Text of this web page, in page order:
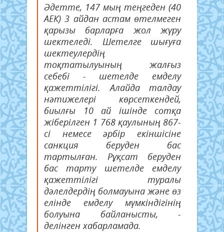
Әдетте, 147 мың теңгеден (40
АЕК) 3 айдан астам өтелмеген
қарызы барларға жол жүру
шектеледі. Шетелге шығуға
шектеулердің
тоқтатылуының жалғыз
себебі - шетелде емделу
қажеттілігі. Алайда талдау
нәтижелері көрсеткендей,
биылғы 10 ай ішінде сотқа
жіберілген 1 768 қаулының 867-
сі немесе әрбір екіншісіне
санкция беруден бас
тартылған. Рұқсат беруден
бас тарту шетелде емделу
қажеттілігі туралы
дәлелдердің болмауына және өз
елінде емделу мүмкіндігінің
болуына байланысты, -
делінген хабарламада.